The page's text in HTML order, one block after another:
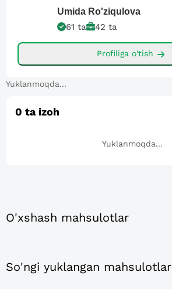
Umida Ro'ziqulova
61 ta 42 ta
Profiliga o'tish
Yuklanmoqda...
0 ta izoh
Yuklanmoqda...
O'xshash mahsulotlar
So'ngi yuklangan mahsulotlar